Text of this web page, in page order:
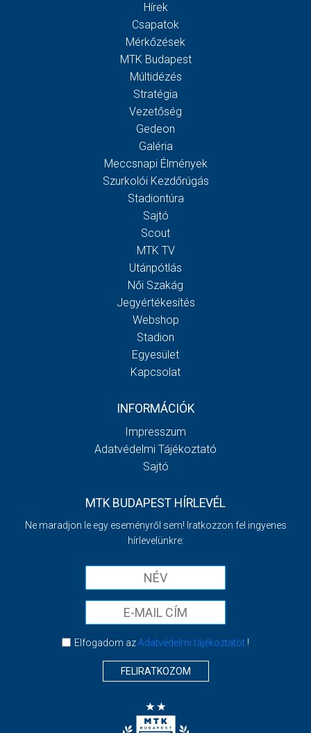
Hírek
Csapatok
Mérkőzések
MTK Budapest
Múltidézés
Stratégia
Vezetőség
Gedeon
Galéria
Meccsnapi Élmények
Szurkolói Kezdőrúgás
Stadiontúra
Sajtó
Scout
MTK TV
Utánpótlás
Női Szakág
Jegyértékesítés
Webshop
Stadion
Egyesület
Kapcsolat
INFORMÁCIÓK
Impresszum
Adatvédelmi Tájékoztató
Sajtó
MTK BUDAPEST HÍRLEVÉL
Ne maradjon le egy eseményről sem! Iratkozzon fel ingyenes
hírlevelünkre:
Elfogadom azAdatvédelmi tájékoztatót!
FELIRATKOZOM